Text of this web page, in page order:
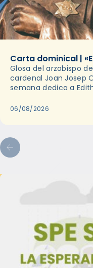
Carta dominical |
Glosa del arzobispo
cardenal Joan Josep
semana dedica a
06/08/2026